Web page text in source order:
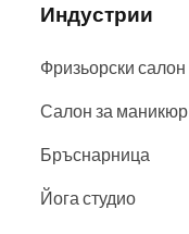
Индустрии
Фризьорски салон
Салон за маникюр
Бръснарница
Йога студио